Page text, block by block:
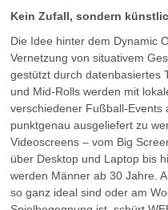
Kein Zufall, sondern
Die Idee hinter dem Dynamic
Vernetzung von situativem
gestützt durch datenbasiertes
und Mid-Rolls werden mit
verschiedener Fußball-Events
punktgenau ausgeliefert zu
Videoscreens – vom Big
über Desktop und Laptop bis
werden Männer ab 30 Jahre.
so ganz ideal sind oder am